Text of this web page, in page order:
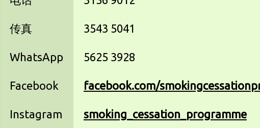
传真 3543 5041
WhatsApp 5625 3928
Facebook facebook.com/
Instagram smoking_cessation_programme